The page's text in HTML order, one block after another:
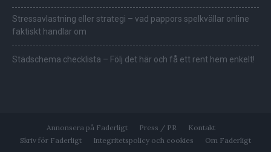
Stressavlastning eller strategi – vad pappors spelkvällar online
faktiskt handlar om
Städschema checklista – Följ det här och få ett rent hem enkelt!
Annonsera på Faderligt Press / PR
Kontakt
Skriv för Faderligt
Integritetspolicy och cookies Om Faderligt